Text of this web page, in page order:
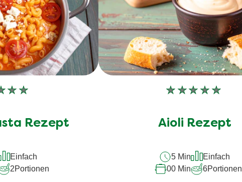
Keine
für
recipe
abgegeben
Rezept
Einfach
2Portionen
Keine
für
recipe
abgegeben
Aioli Rezept
5 Min
Einfach
00 Min
6Portionen